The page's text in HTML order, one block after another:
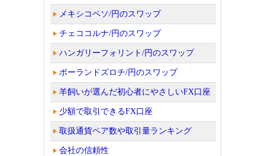
メキシコペソ/円のスワップ
チェココルナ/円のスワップ
ハンガリーフォリント/円のスワップ
ポーランドズロチ/円のスワップ
羊飼いが選んだ初心者にやさしいFX口座
少額で取引できるFX口座
取扱通貨ペア数や取引量ランキング
会社の信頼性